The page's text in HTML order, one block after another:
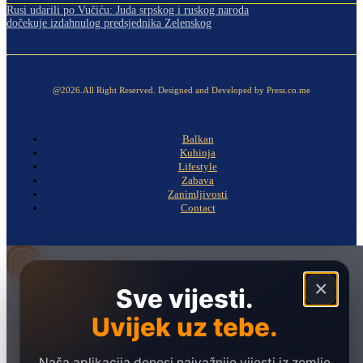
Rusi udarili po Vučiću: Juda srpskog i ruskog naroda
dočekuje izdahnulog predsjednika Zelenskog
@2026.All Right Reserved. Designed and Developed by Press.co.me
Balkan
Kuhinja
Lifestyle
Zabava
Zanimljivosti
Contact
×
Sve vijesti.
Uvijek uz tebe.